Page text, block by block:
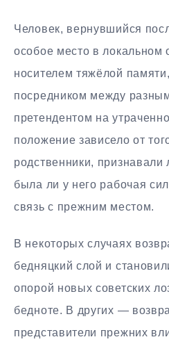
Человек, вернувшийся
особое место в
носителем тяжёлой
посредником между
претендентом на
положение зависело от
родственники, признавали
была ли у него рабочая
связь с прежним местом.
В некоторых случаях
бедняцкий слой и
опорой новых советских
бедноте. В других —
представители прежних